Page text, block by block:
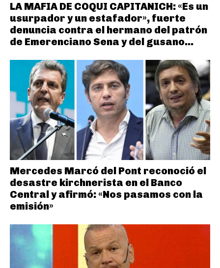
LA MAFIA DE COQUI CAPITANICH: «Es un
usurpador y un estafador», fuerte
denuncia contra el hermano del patrón
de Emerenciano Sena y del gusano...
Mercedes Marcó del Pont reconoció el
desastre kirchnerista en el Banco
Central y afirmó: «Nos pasamos con la
emisión»